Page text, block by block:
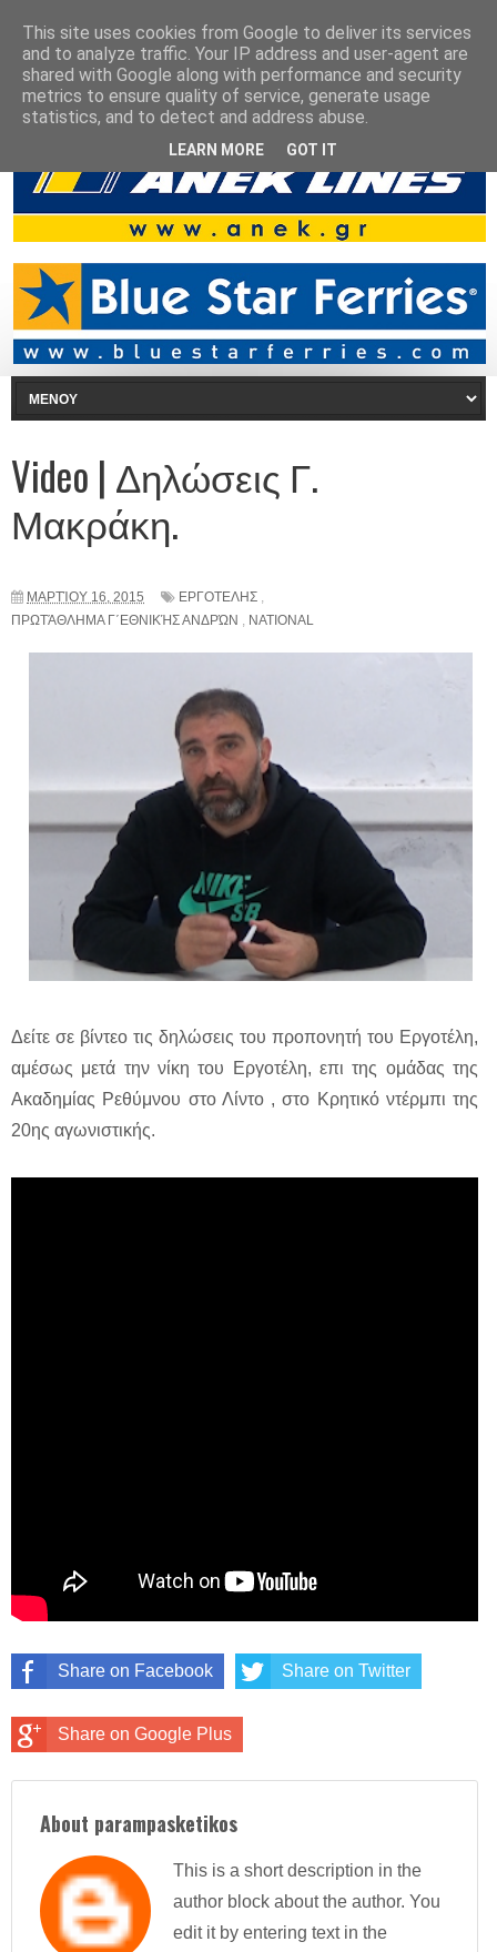
Video | Δηλώσεις Γ.
Μακράκη.
ΜΑΡΤΊΟΥ 16, 2015 ΕΡΓΟΤΕΛΗΣ ,
ΠΡΩΤΆΘΛΗΜΑ Γ΄ΕΘΝΙΚΉΣ ΑΝΔΡΏΝ , NATIONAL
Δείτε σε βίντεο τις δηλώσεις του προπονητή του Εργοτέλη,
αμέσως μετά την νίκη του Εργοτέλη, επι της ομάδας της
Ακαδημίας Ρεθύμνου στο Λίντο , στο Κρητικό ντέρμπι της
20ης αγωνιστικής.
Share on Facebook Share on Twitter
Share on Google Plus
About parampasketikos
This is a short description in the
author block about the author. You
edit it by entering text in the
This site uses cookies from Google to deliver its services
and to analyze traffic. Your IP address and user-agent are
shared with Google along with performance and security
metrics to ensure quality of service, generate usage
statistics, and to detect and address abuse.
LEARN MORE GOT IT